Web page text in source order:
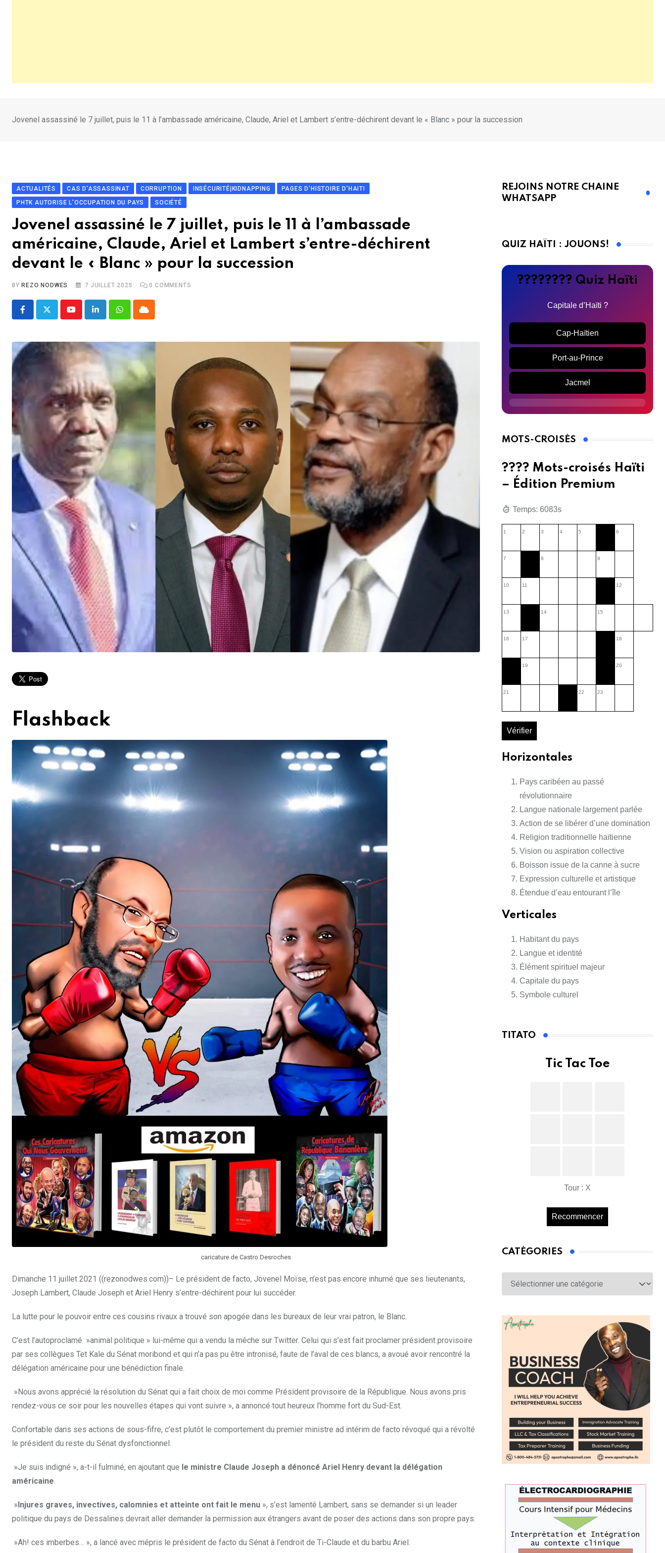
Jovenel assassiné le 7 juillet, puis le 11 à l’ambassade américaine, Claude, Ariel et Lambert s’entre-déchirent devant le « Blanc » pour la succession
ACTUALITÉS CAS D'ASSASSINAT CORRUPTION INSÉCURITÉ|KIDNAPPING
PAGES D'HISTOIRE D'HAITI
PHTK AUTORISE L'OCCUPATION DU PAYS
SOCIÉTÉ
Jovenel assassiné le 7 juillet, puis le 11 à l’ambassade
américaine, Claude, Ariel et Lambert s’entre-déchirent
devant le « Blanc » pour la succession
BY REZO NODWES 7 JUILLET 2025 0 COMMENTS
YoutubeLinkedInWhatsappCloud
Flashback
caricature de Castro Desroches
Dimanche 11 juillet 2021 ((rezonodwes.com))– Le président de facto, Jovenel Moïse, n’est pas encore inhumé que ses lieutenants,
Joseph Lambert, Claude Joseph et Ariel Henry s’entre-déchirent pour lui succéder.
La lutte pour le pouvoir entre ces cousins rivaux a trouvé son apogée dans les bureaux de leur vrai patron, le Blanc.
C’est l’autoproclamé »animal politique » lui-même qui a vendu la mêche sur Twitter. Celui qui s’est fait proclamer président provisoire
par ses collègues Tet Kale du Sénat moribond et qui n’a pas pu être intronisé, faute de l’aval de ces blancs, a avoué avoir rencontré la
délégation américaine pour une bénédiction finale.
»Nous avons apprécié la résolution du Sénat qui a fait choix de moi comme Président provisoire de la République. Nous avons pris
rendez-vous ce soir pour les nouvelles étapes qui vont suivre », a annoncé tout heureux l’homme fort du Sud-Est.
Confortable dans ses actions de sous-fifre, c’est plutôt le comportement du premier ministre ad intérim de facto révoqué qui a révolté
le président du reste du Sénat dysfonctionnel.
»Je suis indigné », a-t-il fulminé, en ajoutant que le ministre Claude Joseph a dénoncé Ariel Henry devant la délégation
américaine.
»Injures graves, invectives, calomnies et atteinte ont fait le menu », s’est lamenté Lambert, sans se demander si un leader
politique du pays de Dessalines devrait aller demander la permission aux étrangers avant de poser des actions dans son propre pays.
»Ah! ces imberbes… », a lancé avec mépris le président de facto du Sénat à l’endroit de Ti-Claude et du barbu Ariel.
REJOINS NOTRE CHAINE
WHATSAPP
QUIZ HAÏTI : JOUONS!
???????? Quiz Haïti
Capitale d’Haïti ?
Cap-Haïtien
Port-au-Prince
Jacmel
MOTS-CROISÉS
???? Mots-croisés Haïti
– Édition Premium
Temps: 6085s
1 2 3 4 5 6
7 8 9
10 11 12
13 14 15
16 17 18
19 20
21 22 23
Vérifier
Horizontales
Pays caribéen au passé
révolutionnaire
Langue nationale largement parlée
Action de se libérer d’une domination
Religion traditionnelle haïtienne
Vision ou aspiration collective
Boisson issue de la canne à sucre
Expression culturelle et artistique
Étendue d’eau entourant l’île
Verticales
Habitant du pays
Langue et identité
Élément spirituel majeur
Capitale du pays
Symbole culturel
TITATO
Tic Tac Toe
Tour : X
Recommencer
CATÉGORIES
Catégories